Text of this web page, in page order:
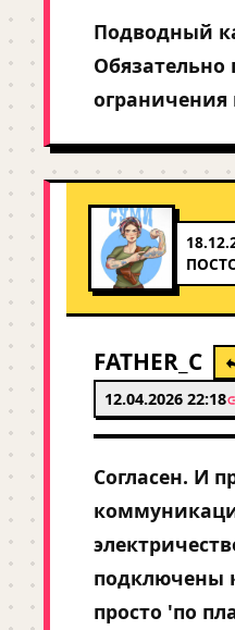
Подводный
Обязательно
ограничения
FATHER_C
12.04.2026 22:18
Согласен. И
подключены
просто 'по